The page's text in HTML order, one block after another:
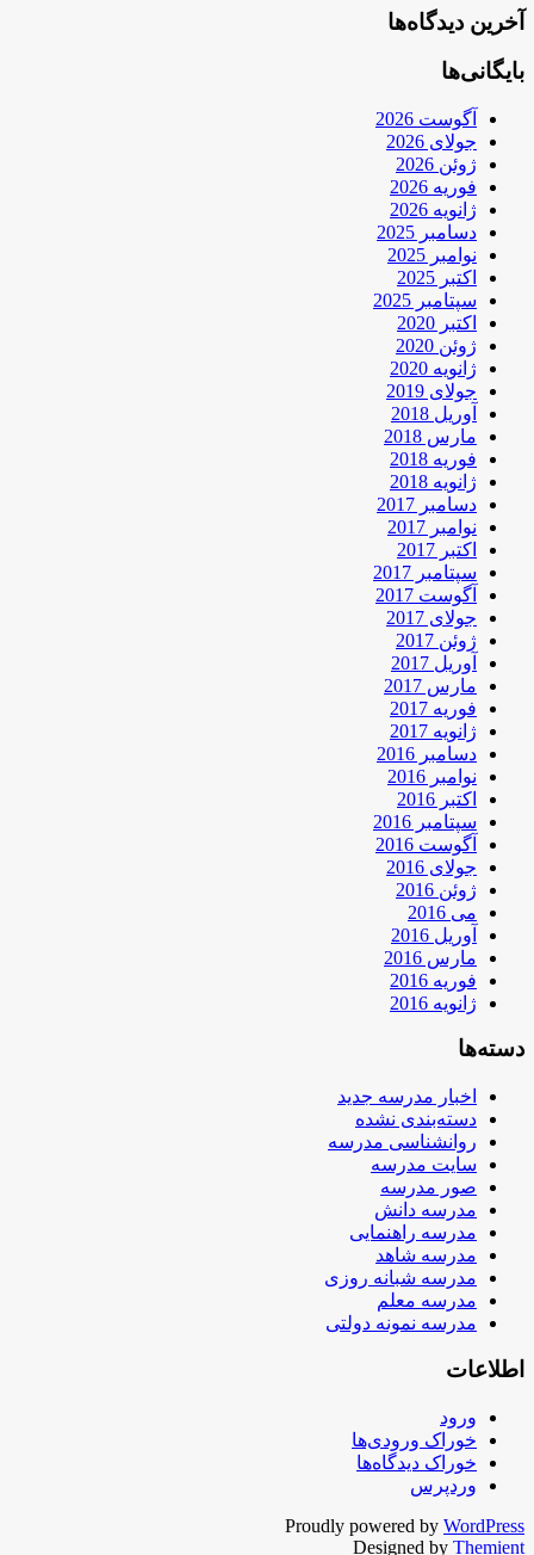
آخرین دیدگاه‌ها
بایگانی‌ها
آگوست 2026
جولای 2026
ژوئن 2026
فوریه 2026
ژانویه 2026
دسامبر 2025
نوامبر 2025
اکتبر 2025
سپتامبر 2025
اکتبر 2020
ژوئن 2020
ژانویه 2020
جولای 2019
آوریل 2018
مارس 2018
فوریه 2018
ژانویه 2018
دسامبر 2017
نوامبر 2017
اکتبر 2017
سپتامبر 2017
آگوست 2017
جولای 2017
ژوئن 2017
آوریل 2017
مارس 2017
فوریه 2017
ژانویه 2017
دسامبر 2016
نوامبر 2016
اکتبر 2016
سپتامبر 2016
آگوست 2016
جولای 2016
ژوئن 2016
می 2016
آوریل 2016
مارس 2016
فوریه 2016
ژانویه 2016
دسته‌ها
اخبار مدرسه جدید
دسته‌بندی نشده
روانشناسی مدرسه
سایت مدرسه
صور مدرسه
مدرسه دانش
مدرسه راهنمایی
مدرسه شاهد
مدرسه شبانه روزی
مدرسه معلم
مدرسه نمونه دولتی
اطلاعات
ورود
خوراک ورودی‌ها
خوراک دیدگاه‌ها
وردپرس
Proudly powered by WordPress
Designed by Themient